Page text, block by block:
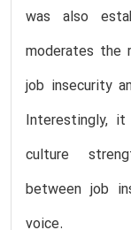
was also
moderates the
job insecurity
Interestingly,
culture
between job
voice.